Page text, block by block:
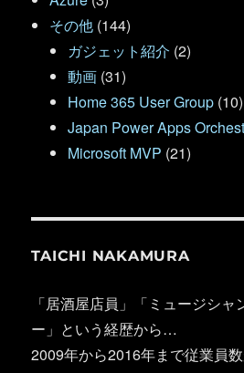
その他 (144)
ガジェット紹介 (2)
動画 (31)
Home 365 User Group (10)
Japan Power Apps
Microsoft MVP (21)
TAICHI NAKAMURA
「居酒屋店員」「ミュージシ
ー」という経歴から…
2009年から2016年まで従業員